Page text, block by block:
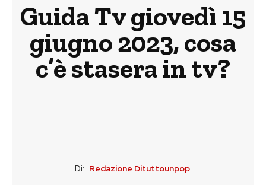
Guida Tv giovedì 15
giugno 2023, cosa
c’è stasera in tv?
Di: Redazione Dituttounpop